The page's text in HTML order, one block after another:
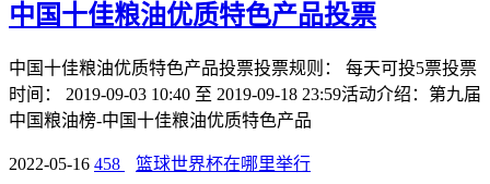
中国十佳粮油优质特色产品投票
中国十佳粮油优质特色产品投票投票规则： 每天可投5票投票
时间： 2019-09-03 10:40 至 2019-09-18 23:59活动介绍：第九届
中国粮油榜-中国十佳粮油优质特色产品
2022-05-16 458 篮球世界杯在哪里举行